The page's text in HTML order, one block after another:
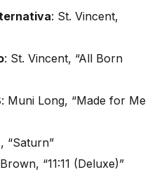
: St. Vincent,
: St. Vincent, “All Born
: Muni Long, “Made for Me
“Saturn”
“11:11 (Deluxe)”